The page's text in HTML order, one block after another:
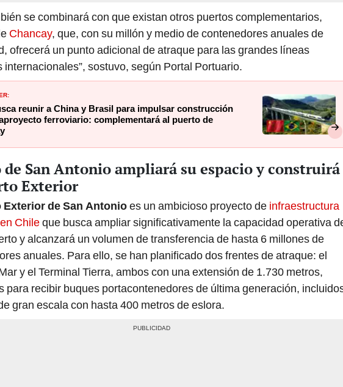
Chancay, que, con su millón y medio de contenedores anuales de
ofrecerá un punto adicional de atraque para las grandes líneas
internacionales”, sostuvo, según Portal Portuario.
reunir a China y Brasil para impulsar construcción
ferroviario: complementará al puerto de
Exterior
de San Antonio
Chileque busca ampliar significativamente la capacidad operativa del
y alcanzará un volumen de transferencia de hasta 6 millones de
anuales. Para ello, se han planificado dos frentes de atraque: el
y el Terminal Tierra, ambos con una extensión de 1.730 metros,
para recibir buques portacontenedores de última generación, incluidos
gran escala con hasta 400 metros de eslora.